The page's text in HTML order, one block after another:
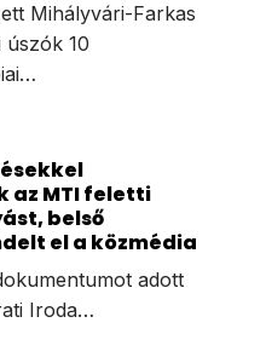
Mihályvári-Farkas
10
az MTI feletti
belső
el a közmédia
adott
Iroda…